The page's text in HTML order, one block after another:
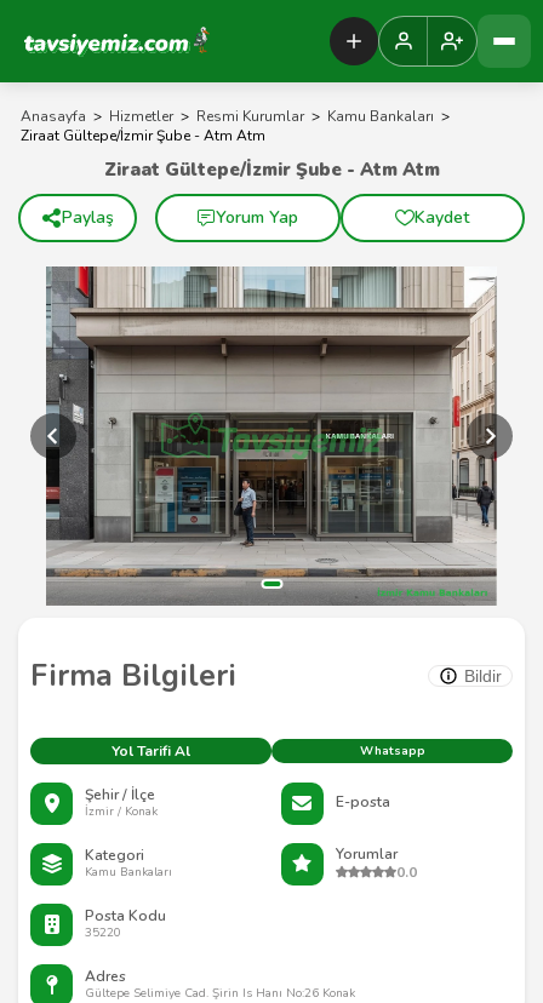
Tavsiyemiz Anasayfa
Anasayfa > Hizmetler > Resmi Kurumlar > Kamu Bankaları >
Ziraat Gültepe/İzmir Şube - Atm Atm
Firma Bilgileri Bildir
Yol Tarifi Al Whatsapp
Şehir / İlçe
İzmir / Konak E-posta
Kategori
Kamu Bankaları
Yorumlar
0.0
Posta Kodu
35220
Adres
Gültepe Selimiye Cad. Şirin Is Hanı No:26 Konak
Ziraat Gültepe/İzmir Şube - Atm Atm
Paylaş Yorum Yap Kaydet